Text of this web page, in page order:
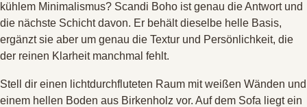
kühlem Minimalismus? Scandi Boho ist genau die Antwort und
die nächste Schicht davon. Er behält dieselbe helle Basis,
ergänzt sie aber um genau die Textur und Persönlichkeit, die
der reinen Klarheit manchmal fehlt.
Stell dir einen lichtdurchfluteten Raum mit weißen Wänden und
einem hellen Boden aus Birkenholz vor. Auf dem Sofa liegt ein